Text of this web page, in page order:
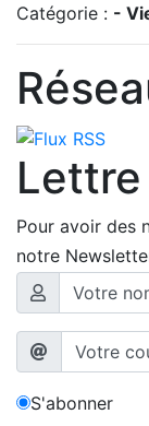
Catégorie : -
Pour avoir des
notre
S'abonner